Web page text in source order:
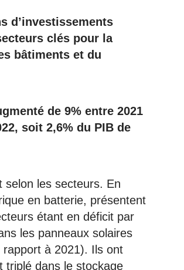
d’investissements
cléspour la
bâtiments et du
de 9% entre 2021
soit 2,6% du PIB de
selon les secteurs. En
en batterie, présentent
étant en déficit par
les panneaux solaires
à 2021). Ils ont
triplé dans le stockage